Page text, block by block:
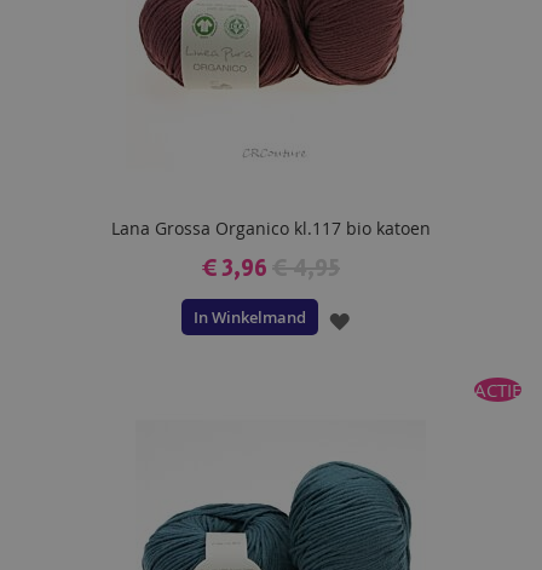
Lana Grossa Organico kl.117 bio katoen
€ 3,96
In Winkelmand
VOEG
ACTIE